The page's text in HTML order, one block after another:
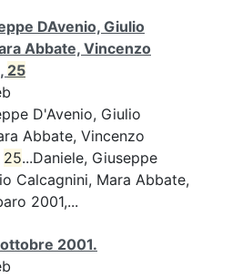
DAvenio, Giulio
Abbate, Vincenzo
25
D'Avenio, Giulio
Abbate, Vincenzo
25...Daniele, Giuseppe
Calcagnini, Mara Abbate,
2001,...
2001.